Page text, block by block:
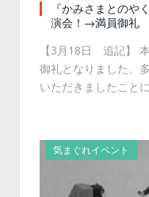
『かみさまとのや
演会！→満員御礼
【3月18日 追記】
御礼となりました。
いただきましたこと
気まぐれイベント